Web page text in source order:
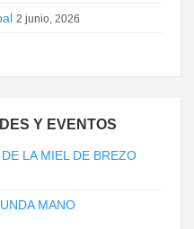
2 junio, 2026
Y EVENTOS
LA MIEL DE BREZO
MANO